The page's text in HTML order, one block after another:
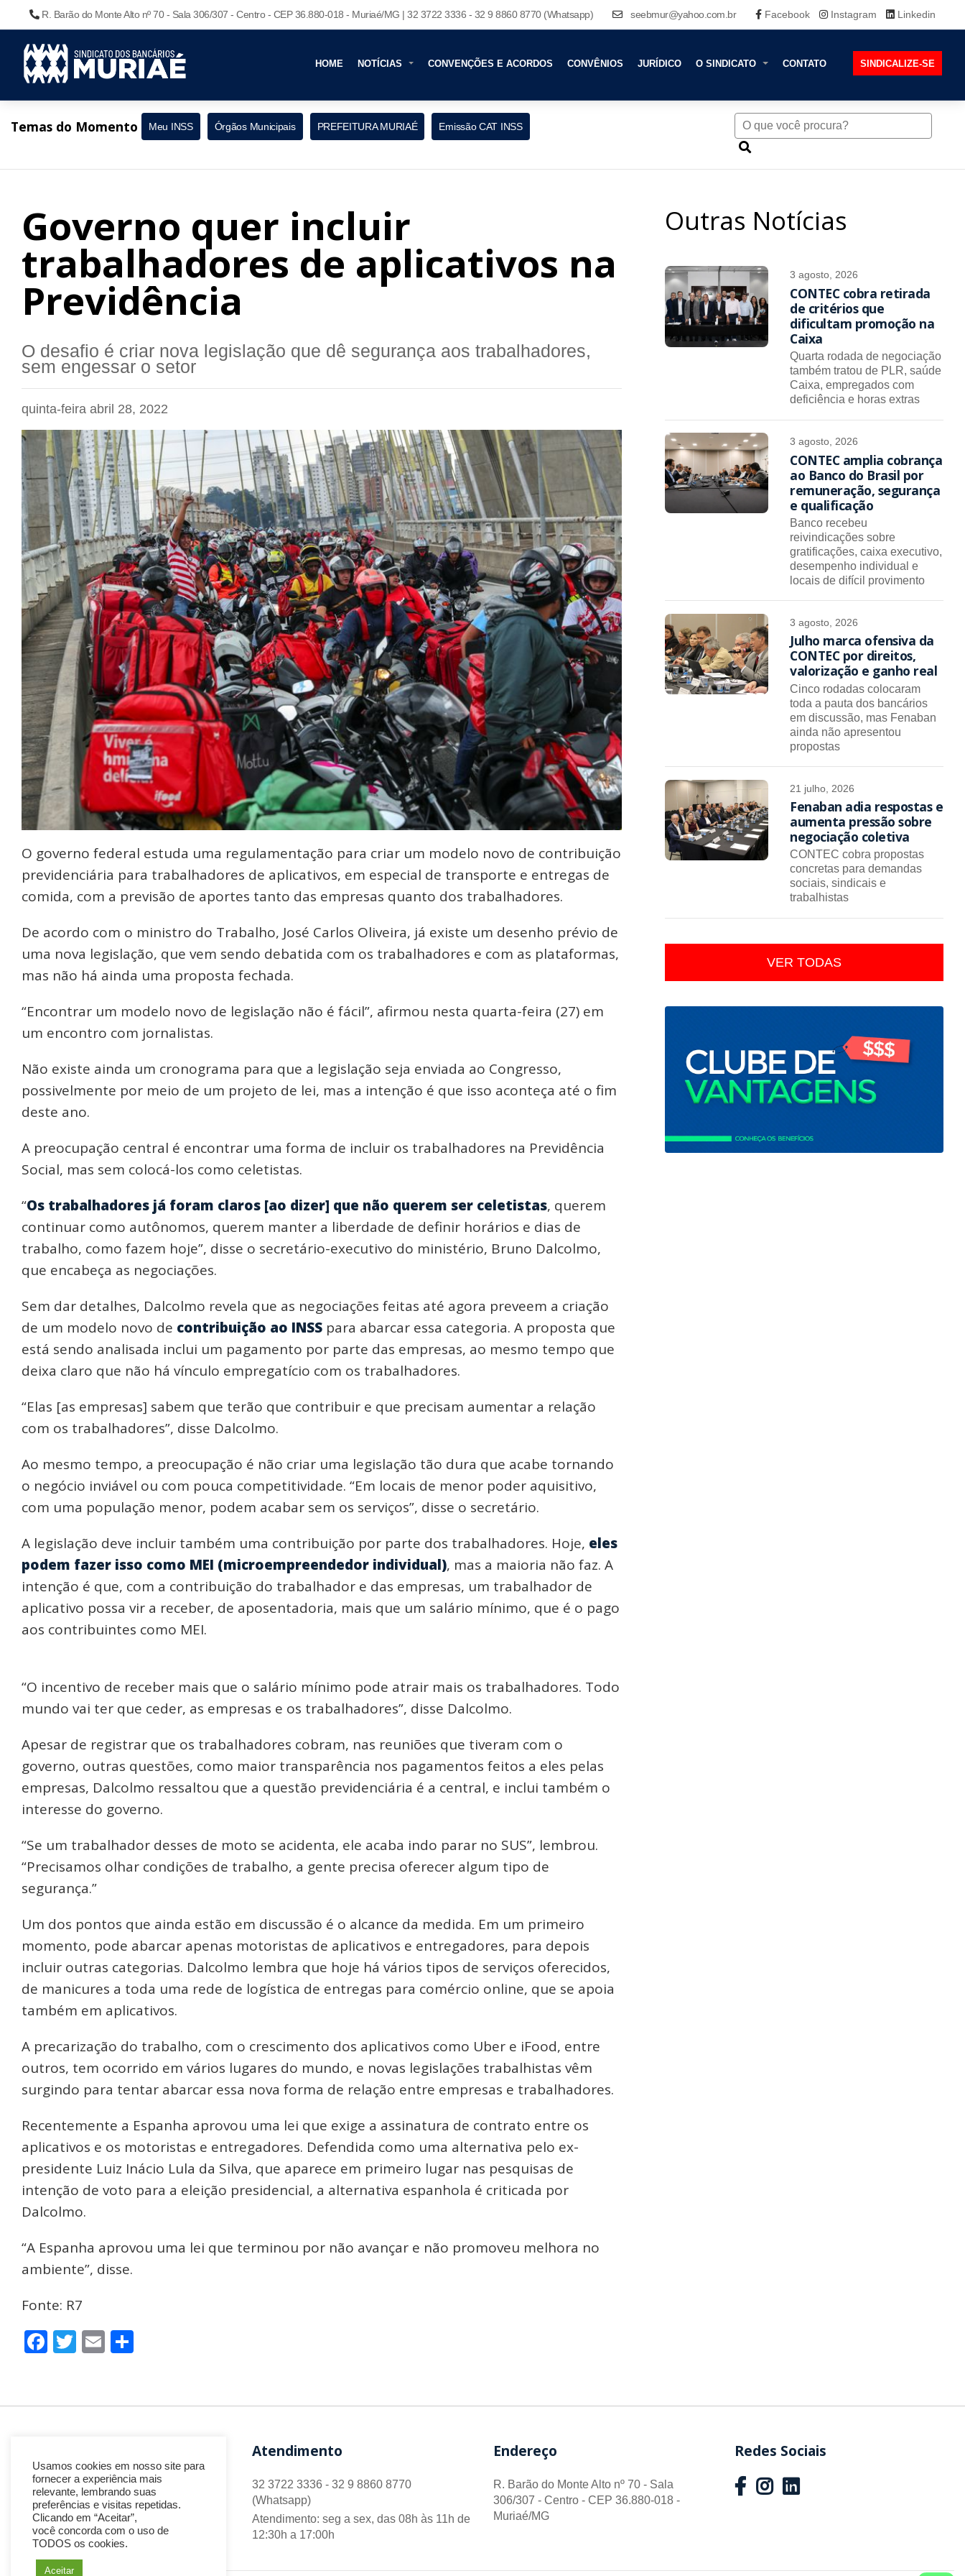
R. Barão do Monte Alto nº 70 - Sala 306/307 - Centro - CEP 36.880-018 - Muriaé/MG | 32 3722 3336 - 32 9 8860 8770 (Whatsapp) seebmur@yahoo.com.br Facebook Instagram Linkedin
HOME NOTÍCIAS CONVENÇÕES E ACORDOS CONVÊNIOS JURÍDICO O SINDICATO CONTATO SINDICALIZE-SE
Temas do Momento Meu INSS Órgãos Municipais PREFEITURA MURIAÉ Emissão CAT INSS
Governo quer incluir
trabalhadores de aplicativos na
Previdência
O desafio é criar nova legislação que dê segurança aos trabalhadores,
sem engessar o setor
quinta-feira abril 28, 2022
O governo federal estuda uma regulamentação para criar um modelo novo de contribuição
previdenciária para trabalhadores de aplicativos, em especial de transporte e entregas de
comida, com a previsão de aportes tanto das empresas quanto dos trabalhadores.
De acordo com o ministro do Trabalho, José Carlos Oliveira, já existe um desenho prévio de
uma nova legislação, que vem sendo debatida com os trabalhadores e com as plataformas,
mas não há ainda uma proposta fechada.
“Encontrar um modelo novo de legislação não é fácil”, afirmou nesta quarta-feira (27) em
um encontro com jornalistas.
Não existe ainda um cronograma para que a legislação seja enviada ao Congresso,
possivelmente por meio de um projeto de lei, mas a intenção é que isso aconteça até o fim
deste ano.
A preocupação central é encontrar uma forma de incluir os trabalhadores na Previdência
Social, mas sem colocá-los como celetistas.
“Os trabalhadores já foram claros [ao dizer] que não querem ser celetistas, querem
continuar como autônomos, querem manter a liberdade de definir horários e dias de
trabalho, como fazem hoje”, disse o secretário-executivo do ministério, Bruno Dalcolmo,
que encabeça as negociações.
Sem dar detalhes, Dalcolmo revela que as negociações feitas até agora preveem a criação
de um modelo novo de contribuição ao INSS para abarcar essa categoria. A proposta que
está sendo analisada inclui um pagamento por parte das empresas, ao mesmo tempo que
deixa claro que não há vínculo empregatício com os trabalhadores.
“Elas [as empresas] sabem que terão que contribuir e que precisam aumentar a relação
com os trabalhadores”, disse Dalcolmo.
Ao mesmo tempo, a preocupação é não criar uma legislação tão dura que acabe tornando
o negócio inviável ou com pouca competitividade. “Em locais de menor poder aquisitivo,
com uma população menor, podem acabar sem os serviços”, disse o secretário.
A legislação deve incluir também uma contribuição por parte dos trabalhadores. Hoje, eles
podem fazer isso como MEI (microempreendedor individual), mas a maioria não faz. A
intenção é que, com a contribuição do trabalhador e das empresas, um trabalhador de
aplicativo possa vir a receber, de aposentadoria, mais que um salário mínimo, que é o pago
aos contribuintes como MEI.
“O incentivo de receber mais que o salário mínimo pode atrair mais os trabalhadores. Todo
mundo vai ter que ceder, as empresas e os trabalhadores”, disse Dalcolmo.
Apesar de registrar que os trabalhadores cobram, nas reuniões que tiveram com o
governo, outras questões, como maior transparência nos pagamentos feitos a eles pelas
empresas, Dalcolmo ressaltou que a questão previdenciária é a central, e inclui também o
interesse do governo.
“Se um trabalhador desses de moto se acidenta, ele acaba indo parar no SUS”, lembrou.
“Precisamos olhar condições de trabalho, a gente precisa oferecer algum tipo de
segurança.”
Um dos pontos que ainda estão em discussão é o alcance da medida. Em um primeiro
momento, pode abarcar apenas motoristas de aplicativos e entregadores, para depois
incluir outras categorias. Dalcolmo lembra que hoje há vários tipos de serviços oferecidos,
de manicures a toda uma rede de logística de entregas para comércio online, que se apoia
também em aplicativos.
A precarização do trabalho, com o crescimento dos aplicativos como Uber e iFood, entre
outros, tem ocorrido em vários lugares do mundo, e novas legislações trabalhistas vêm
surgindo para tentar abarcar essa nova forma de relação entre empresas e trabalhadores.
Recentemente a Espanha aprovou uma lei que exige a assinatura de contrato entre os
aplicativos e os motoristas e entregadores. Defendida como uma alternativa pelo ex-
presidente Luiz Inácio Lula da Silva, que aparece em primeiro lugar nas pesquisas de
intenção de voto para a eleição presidencial, a alternativa espanhola é criticada por
Dalcolmo.
“A Espanha aprovou uma lei que terminou por não avançar e não promoveu melhora no
ambiente”, disse.
Fonte: R7
Facebook
Twitter
Email
Outras Notícias
3 agosto, 2026
CONTEC cobra retirada
de critérios que
dificultam promoção na
Caixa
Quarta rodada de negociação
também tratou de PLR, saúde
Caixa, empregados com
deficiência e horas extras
3 agosto, 2026
CONTEC amplia cobrança
ao Banco do Brasil por
remuneração, segurança
e qualificação
Banco recebeu
reivindicações sobre
gratificações, caixa executivo,
desempenho individual e
locais de difícil provimento
3 agosto, 2026
Julho marca ofensiva da
CONTEC por direitos,
valorização e ganho real
Cinco rodadas colocaram
toda a pauta dos bancários
em discussão, mas Fenaban
ainda não apresentou
propostas
21 julho, 2026
Fenaban adia respostas e
aumenta pressão sobre
negociação coletiva
CONTEC cobra propostas
concretas para demandas
sociais, sindicais e
trabalhistas
VER TODAS
Atendimento
32 3722 3336 - 32 9 8860 8770
(Whatsapp)
Atendimento: seg a sex, das 08h às 11h de
12:30h a 17:00h
Endereço
R. Barão do Monte Alto nº 70 - Sala
306/307 - Centro - CEP 36.880-018 -
Muriaé/MG
Redes Sociais
Usamos cookies em nosso site para
fornecer a experiência mais
relevante, lembrando suas
preferências e visitas repetidas.
Clicando em “Aceitar”,
você concorda com o uso de
TODOS os cookies.
Aceitar